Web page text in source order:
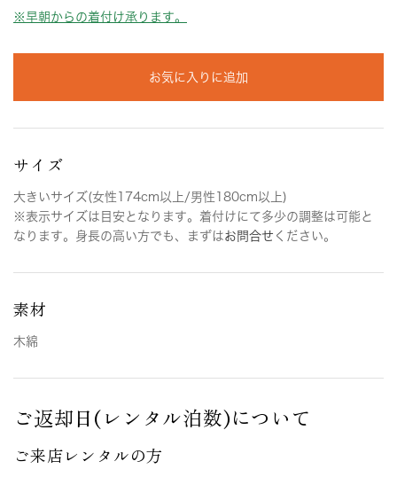
※早朝からの着付け承ります。
お気に入りに追加
サイズ
大きいサイズ(女性174cm以上/男性180cm以上)
※表示サイズは目安となります。着付けにて多少の調整は可能と
なります。身長の高い方でも、まずはお問合せ ください。
素材
木綿
ご返却日(レンタル泊数)について
ご来店レンタルの方